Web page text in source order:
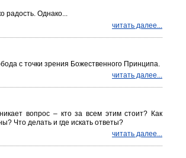
радость. Однако...
читать далее...
с точки зрения Божественного Принципа.
читать далее...
вопрос – кто за всем этим стоит? Как
Что делать и где искать ответы?
читать далее...